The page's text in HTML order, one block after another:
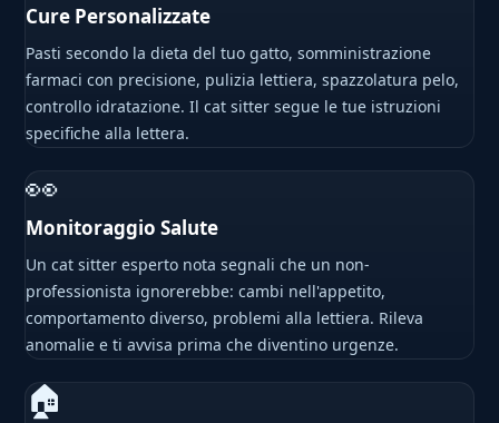
Cure Personalizzate
Pasti secondo la dieta del tuo gatto, somministrazione
farmaci con precisione, pulizia lettiera, spazzolatura pelo,
controllo idratazione. Il cat sitter segue le tue istruzioni
specifiche alla lettera.
👀
Monitoraggio Salute
Un cat sitter esperto nota segnali che un non-
professionista ignorerebbe: cambi nell'appetito,
comportamento diverso, problemi alla lettiera. Rileva
anomalie e ti avvisa prima che diventino urgenze.
🏠